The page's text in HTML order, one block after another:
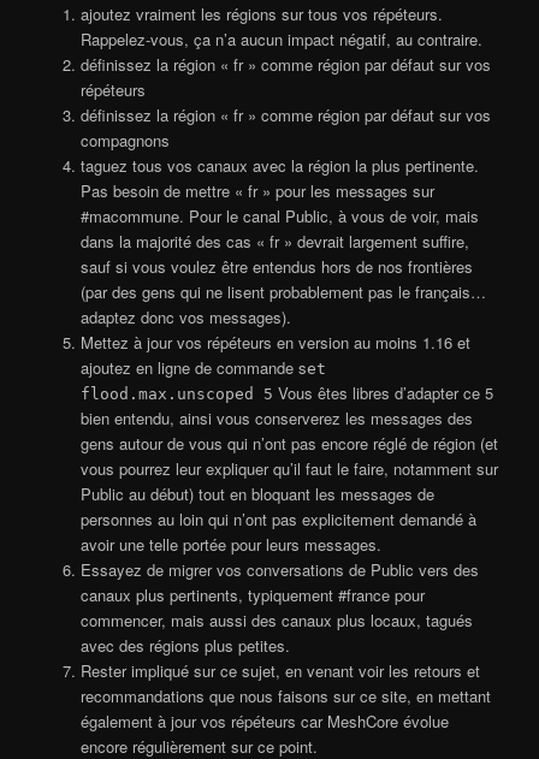
ajoutez vraiment les régions sur tous vos répéteurs.
Rappelez-vous, ça n’a aucun impact négatif, au contraire.
définissez la région « fr » comme région par défaut sur vos
répéteurs
définissez la région « fr » comme région par défaut sur vos
compagnons
taguez tous vos canaux avec la région la plus pertinente.
Pas besoin de mettre « fr » pour les messages sur
#macommune. Pour le canal Public, à vous de voir, mais
dans la majorité des cas « fr » devrait largement suffire,
sauf si vous voulez être entendus hors de nos frontières
(par des gens qui ne lisent probablement pas le français…
adaptez donc vos messages).
Mettez à jour vos répéteurs en version au moins 1.16 et
ajoutez en ligne de commande set
flood.max.unscoped 5 Vous êtes libres d’adapter ce 5
bien entendu, ainsi vous conserverez les messages des
gens autour de vous qui n’ont pas encore réglé de région (et
vous pourrez leur expliquer qu’il faut le faire, notamment sur
Public au début) tout en bloquant les messages de
personnes au loin qui n’ont pas explicitement demandé à
avoir une telle portée pour leurs messages.
Essayez de migrer vos conversations de Public vers des
canaux plus pertinents, typiquement #france pour
commencer, mais aussi des canaux plus locaux, tagués
avec des régions plus petites.
Rester impliqué sur ce sujet, en venant voir les retours et
recommandations que nous faisons sur ce site, en mettant
également à jour vos répéteurs car MeshCore évolue
encore régulièrement sur ce point.